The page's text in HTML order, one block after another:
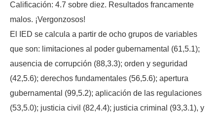
Calificación: 4.7 sobre diez. Resultados francamente
malos. ¡Vergonzosos!
El IED se calcula a partir de ocho grupos de variables
que son: limitaciones al poder gubernamental (61,5.1);
ausencia de corrupción (88,3.3); orden y seguridad
(42,5.6); derechos fundamentales (56,5.6); apertura
gubernamental (99,5.2); aplicación de las regulaciones
(53,5.0); justicia civil (82,4.4); justicia criminal (93,3.1), y